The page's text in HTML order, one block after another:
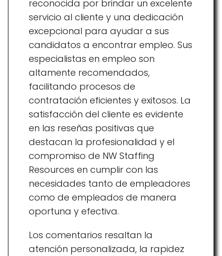
reconocida por brindar un excelente
servicio al cliente y una dedicación
excepcional para ayudar a sus
candidatos a encontrar empleo. Sus
especialistas en empleo son
altamente recomendados,
facilitando procesos de
contratación eficientes y exitosos. La
satisfacción del cliente es evidente
en las reseñas positivas que
destacan la profesionalidad y el
compromiso de NW Staffing
Resources en cumplir con las
necesidades tanto de empleadores
como de empleados de manera
oportuna y efectiva.
Los comentarios resaltan la
atención personalizada, la rapidez